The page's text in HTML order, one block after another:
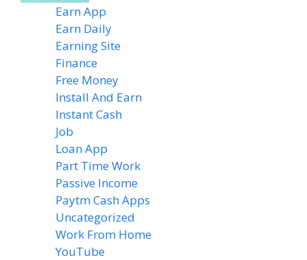
Earn App
Earn Daily
Earning Site
Finance
Free Money
Install And Earn
Instant Cash
Job
Loan App
Part Time Work
Passive Income
Paytm Cash Apps
Uncategorized
Work From Home
YouTube